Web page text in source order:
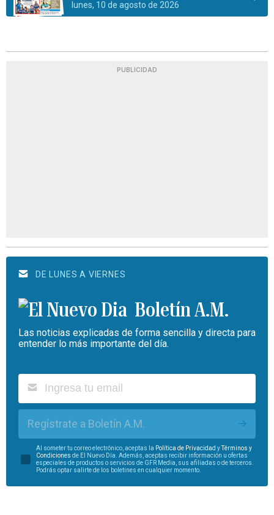
lunes, 10 de agosto de 2026
PUBLICIDAD
DE LUNES A VIERNES
Boletín A.M.
Las noticias explicadas de forma sencilla y directa para
entender lo más importante del día.
Regístrate a Boletín A.M.
Al someter tu correo electrónico, aceptas la Política de Privacidad yTérminos y
Condiciones de El Nuevo Día. Además, aceptas recibir información u ofertas
especiales de productos o servicios de GFR Media, sus afiliadas o de terceros.
Podrás optar salirte de los boletines en cualquier momento.